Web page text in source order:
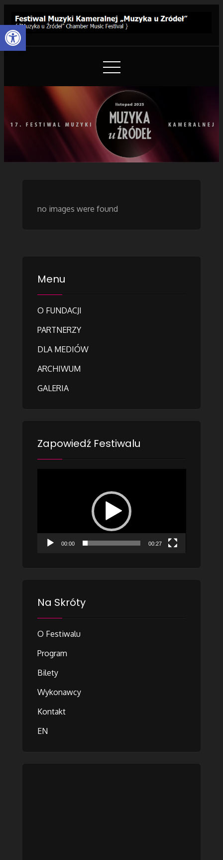
Otwórz pasek narzędzi
Content
Festiwal Muzyki Kameralnej
„Muzyka u Źródeł”
{ “Muzyka u Źródeł” Chamber Music Festival }
no images were found
Menu
O FUNDACJI
PARTNERZY
DLA MEDIÓW
ARCHIWUM
GALERIA
Zapowiedź Festiwalu
00:00 00:27
Na Skróty
O Festiwalu
Program
Bilety
Wykonawcy
Kontakt
EN